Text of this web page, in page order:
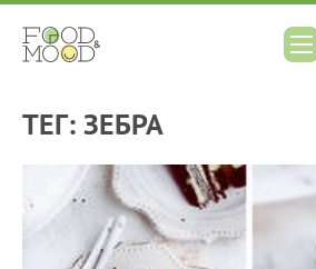
ТЕГ: ЗЕБРА